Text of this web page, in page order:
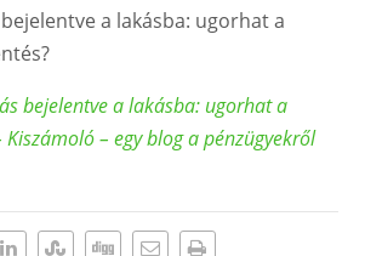
a lakásba: ugorhat a
bejelentve a lakásba: ugorhat a
Kiszámoló – egy blog a pénzügyekről